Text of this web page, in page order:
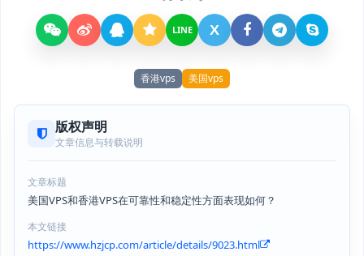
LINE X
香港vps 美国vps
版权声明
文章信息与转载说明
文章标题
美国VPS和香港VPS在可靠性和稳定性方面表现如何？
本文链接
https://www.hzjcp.com/article/details/9023.html